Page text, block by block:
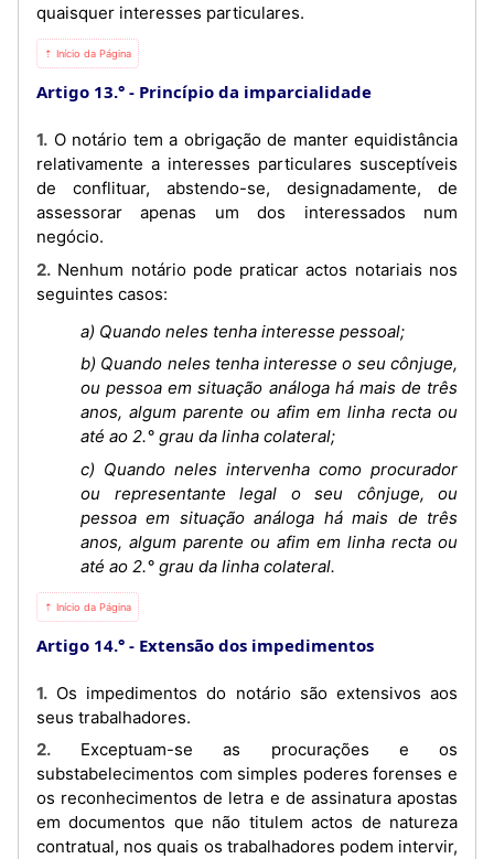
quaisquer interesses particulares.
⇡ Início da Página
Artigo 13.° Princípio da imparcialidade
1. O notário tem a obrigação de manter equidistância
relativamente a interesses particulares susceptíveis
de conflituar, abstendo-se, designadamente, de
assessorar apenas um dos interessados num
negócio.
2. Nenhum notário pode praticar actos notariais nos
seguintes casos:
a) Quando neles tenha interesse pessoal;
b) Quando neles tenha interesse o seu cônjuge,
ou pessoa em situação análoga há mais de três
anos, algum parente ou afim em linha recta ou
até ao 2.° grau da linha colateral;
c) Quando neles intervenha como procurador
ou representante legal o seu cônjuge, ou
pessoa em situação análoga há mais de três
anos, algum parente ou afim em linha recta ou
até ao 2.° grau da linha colateral.
⇡ Início da Página
Artigo 14.° Extensão dos impedimentos
1. Os impedimentos do notário são extensivos aos
seus trabalhadores.
2. Exceptuam-se as procurações e os
substabelecimentos com simples poderes forenses e
os reconhecimentos de letra e de assinatura apostas
em documentos que não titulem actos de natureza
contratual, nos quais os trabalhadores podem intervir,